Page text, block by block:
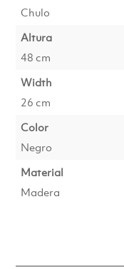
Chulo
Altura
48 cm
Width
26 cm
Color
Negro
Material
Madera